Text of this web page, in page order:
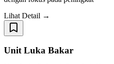
Lihat Detail →
Unit Luka Bakar